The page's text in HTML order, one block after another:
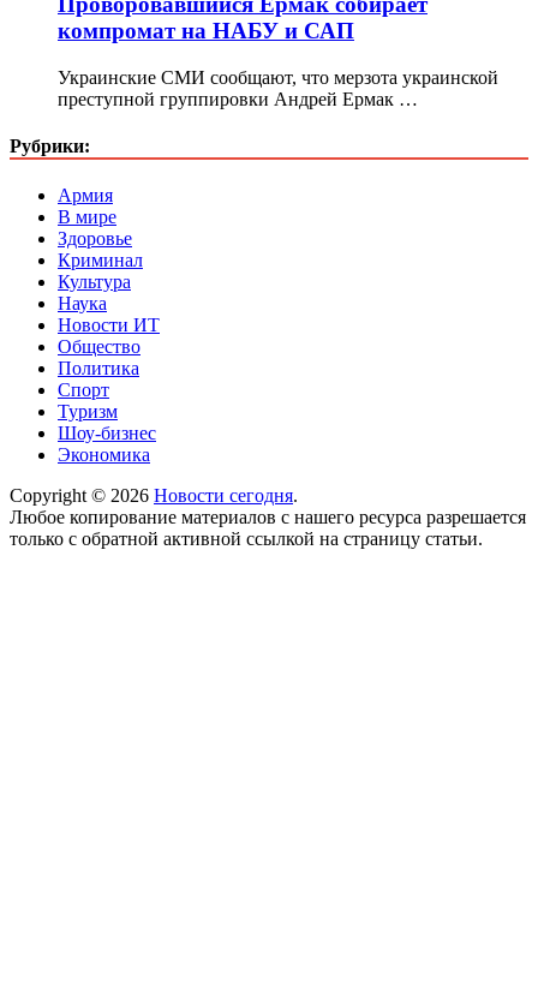
компромат на НАБУ и САП
Украинские СМИ сообщают, что мерзота украинской
преступной группировки Андрей Ермак …
Рубрики:
Армия
В мире
Здоровье
Криминал
Культура
Наука
Новости ИТ
Общество
Политика
Спорт
Туризм
Шоу-бизнес
Экономика
Copyright © 2026 Новости сегодня.
Любое копирование материалов с нашего ресурса разрешается
только с обратной активной ссылкой на страницу статьи.